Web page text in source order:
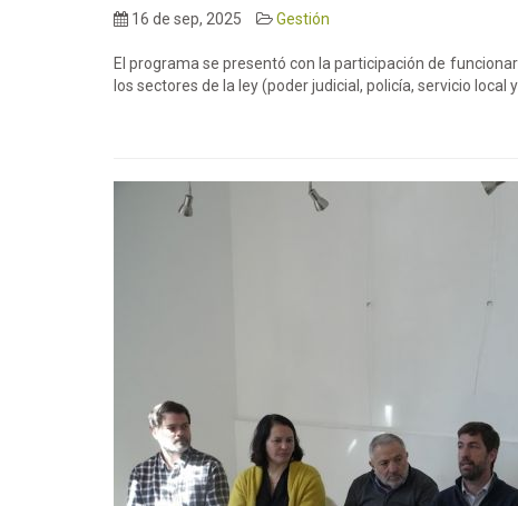
16 de sep, 2025 Gestión
El programa se presentó con la participación de
los sectores de la ley (poder judicial, policía, servicio local